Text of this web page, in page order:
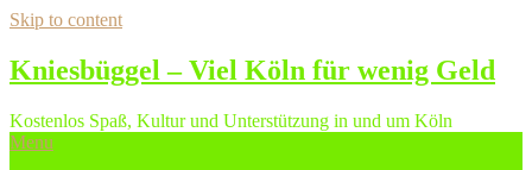
Skip to content
Kniesbüggel – Viel Köln für wenig Geld
Kostenlos Spaß, Kultur und Unterstützung in und um Köln
Menu